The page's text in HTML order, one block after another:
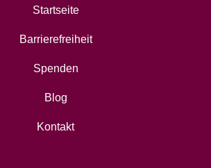
Startseite
Barrierefreiheit
Spenden
Blog
Kontakt